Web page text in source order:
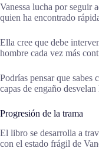
Vanessa lucha por seguir
quien ha encontrado
Ella cree que debe
hombre cada vez más
Podrías pensar que sabes
capas de engaño desvelan
Progresión de la trama
El libro se desarrolla a
con el estado frágil de